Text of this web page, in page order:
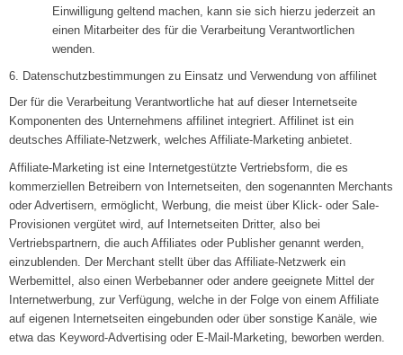
Einwilligung geltend machen, kann sie sich hierzu jederzeit an
einen Mitarbeiter des für die Verarbeitung Verantwortlichen
wenden.
6. Datenschutzbestimmungen zu Einsatz und Verwendung von affilinet
Der für die Verarbeitung Verantwortliche hat auf dieser Internetseite
Komponenten des Unternehmens affilinet integriert. Affilinet ist ein
deutsches Affiliate-Netzwerk, welches Affiliate-Marketing anbietet.
Affiliate-Marketing ist eine Internetgestützte Vertriebsform, die es
kommerziellen Betreibern von Internetseiten, den sogenannten Merchants
oder Advertisern, ermöglicht, Werbung, die meist über Klick- oder Sale-
Provisionen vergütet wird, auf Internetseiten Dritter, also bei
Vertriebspartnern, die auch Affiliates oder Publisher genannt werden,
einzublenden. Der Merchant stellt über das Affiliate-Netzwerk ein
Werbemittel, also einen Werbebanner oder andere geeignete Mittel der
Internetwerbung, zur Verfügung, welche in der Folge von einem Affiliate
auf eigenen Internetseiten eingebunden oder über sonstige Kanäle, wie
etwa das Keyword-Advertising oder E-Mail-Marketing, beworben werden.